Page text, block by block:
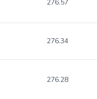
276.57
276.34
276.28